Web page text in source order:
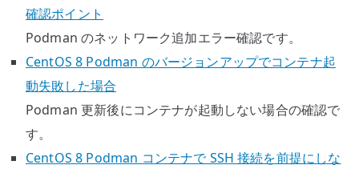
確認ポイント
Podman のネットワーク追加エラー確認です。
CentOS 8 Podman のバージョンアップでコンテナ起
動失敗した場合
Podman 更新後にコンテナが起動しない場合の確認で
す。
CentOS 8 Podman コンテナで SSH 接続を前提にしな